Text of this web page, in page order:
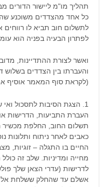
תהליך מו"מ ליישור הדורים
כל אחד מהצדדים משוכנע
לתשלום חוב תביא לו
לפתרון הבעיה בפניה הוא
ואשר לצורת ההתדיינות,
והעברתו בין הצדדים בשלוש
(לקראת סוף המאמר אוסיף
1. הצגת הסיבות לתסכול ואי שביעות הרצון.
העברת התביעות, הדרישות
תשלום החוב, החלפת מכשיר
כאבים לאחר ניתוח ותלונות
החיים בו התגלה – זוגיות,
מחייה ומדיניות. שלב זה
לדרישות (עדרי הצאן שלך
אשלם עד שהחלק ששלחת אלי